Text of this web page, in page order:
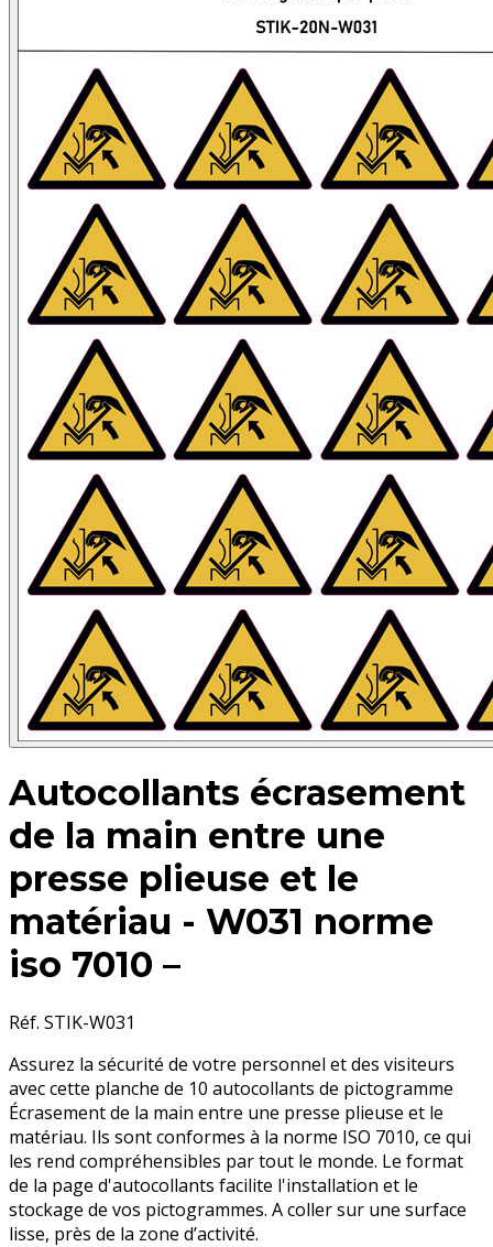
Autocollants écrasement
de la main entre une
presse plieuse et le
matériau - W031 norme
iso 7010 –
Réf. STIK-W031
Assurez la sécurité de votre personnel et des visiteurs
avec cette planche de 10 autocollants de pictogramme
Écrasement de la main entre une presse plieuse et le
matériau. Ils sont conformes à la norme ISO 7010, ce qui
les rend compréhensibles par tout le monde. Le format
de la page d'autocollants facilite l'installation et le
stockage de vos pictogrammes. A coller sur une surface
lisse, près de la zone d’activité.